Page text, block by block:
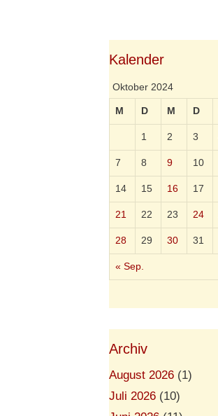
Kalender
Oktober 2024
M D M D
« Sep.
1 2 3
7 8 9 10
14 15 16 17
21 22 23 24
28 29 30 31
Archiv
August 2026 (1)
Juli 2026 (10)